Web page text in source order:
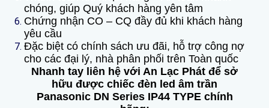
chóng, giúp Quý khách hàng yên tâm
Chứng nhận CO – CQ đầy đủ khi khách hàng
yêu cầu
Đặc biệt có chính sách ưu đãi, hỗ trợ công nợ
cho các đại lý, nhà phân phối trên Toàn quốc
Nhanh tay liên hệ với An Lạc Phát để sở
hữu được chiếc đèn led âm trần
Panasonic DN Series IP44 TYPE chính